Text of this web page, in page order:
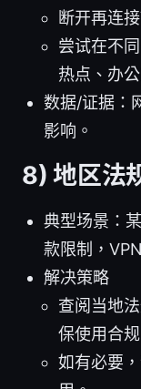
断开再连
尝试在不
热点、办
数据/证据：
影响。
8) 地区法
典型场景：
款限制，
解决策略
查阅当地
保使用合规
如有必要